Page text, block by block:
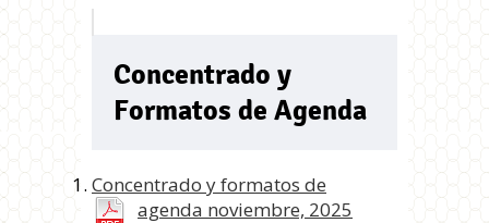
Concentrado y
Formatos de Agenda
Concentrado y formatos de
agenda noviembre, 2025